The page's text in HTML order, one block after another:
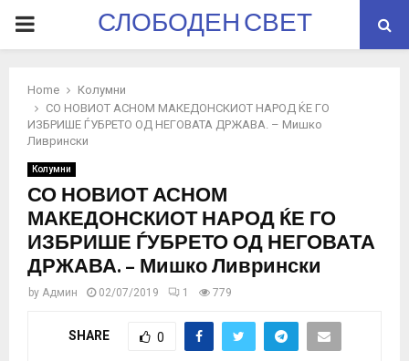
PRIMARYСЛОБОДЕН СВЕТ
Home
Колумни
СО НОВИОТ АСНОМ МАКЕДОНСКИОТ НАРОД ЌЕ ГО
ИЗБРИШЕ ЃУБРЕТО ОД НЕГОВАТА ДРЖАВА. – Мишко
Ливрински
Колумни
СО НОВИОТ АСНОМ
МАКЕДОНСКИОТ НАРОД ЌЕ ГО
ИЗБРИШЕ ЃУБРЕТО ОД НЕГОВАТА
ДРЖАВА. – Мишко Ливрински
by Админ 02/07/2019 1 779
SHARE 0